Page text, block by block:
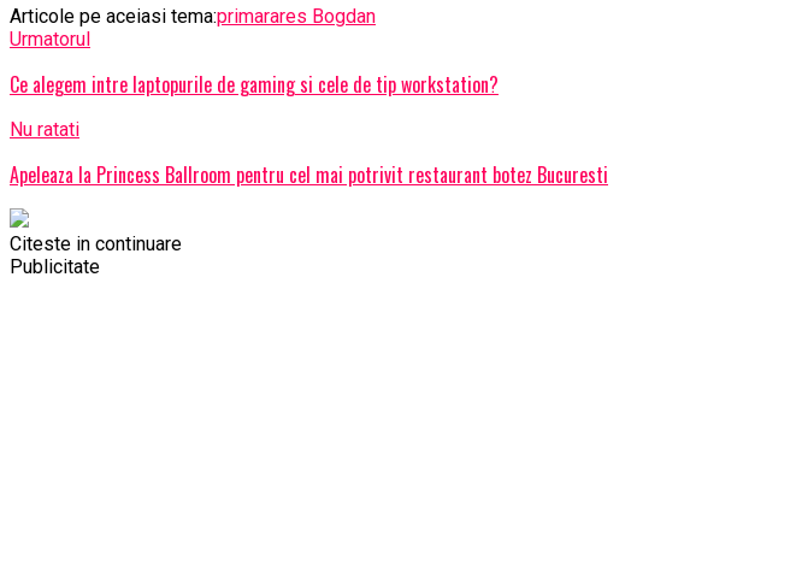
Articole pe aceiasi tema:primarares Bogdan
Urmatorul
Ce alegem intre laptopurile de gaming si cele de tip workstation?
Nu ratati
Apeleaza la Princess Ballroom pentru cel mai potrivit restaurant botez Bucuresti
Citeste in continuare
Publicitate